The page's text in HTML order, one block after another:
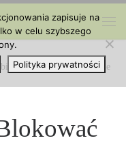
Może Blokować Infekcje
zapisuje na
w celu szybszego
Polityka prywatności